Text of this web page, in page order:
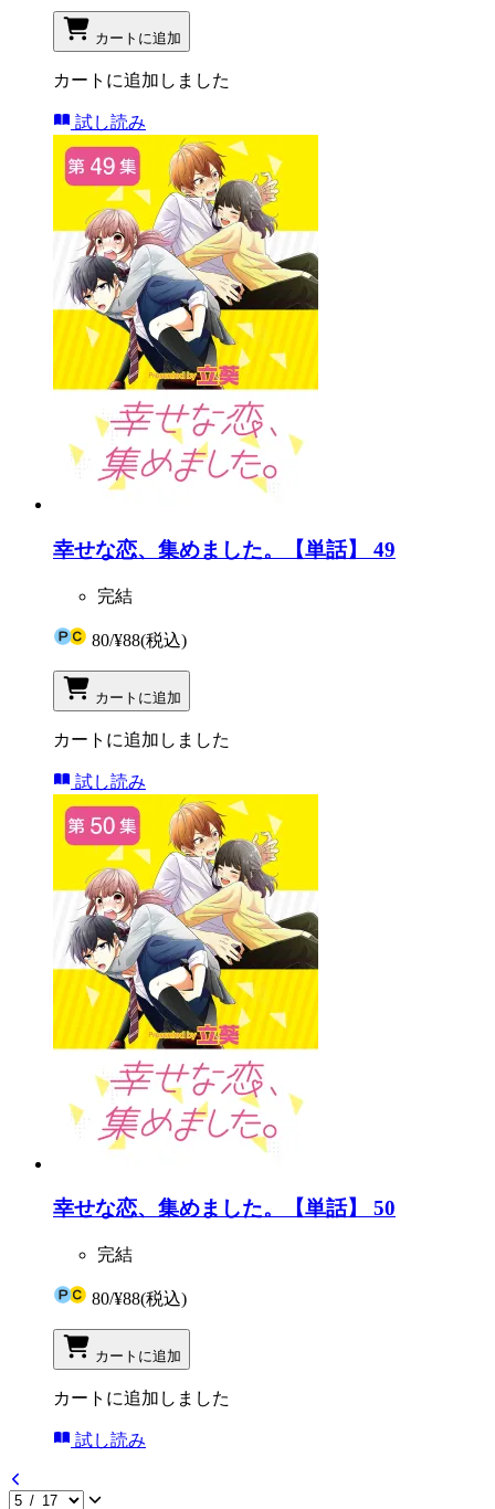
カートに追加
カートに追加しました
試し読み
幸せな恋、集めました。【単話】 49
完結
80/¥88(税込)
カートに追加
カートに追加しました
試し読み
幸せな恋、集めました。【単話】 50
完結
80/¥88(税込)
カートに追加
カートに追加しました
試し読み